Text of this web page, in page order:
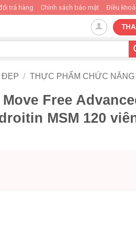
trả hàng Chính sách bảo mật Điều
ĐẸP / THỰC PHẨM CHỨC NĂNG
Free
MSM 120